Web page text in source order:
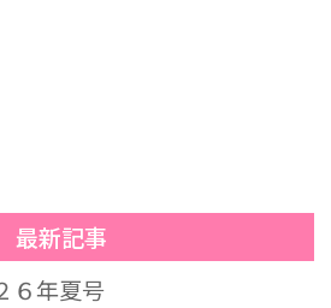
最新記事
６年夏号